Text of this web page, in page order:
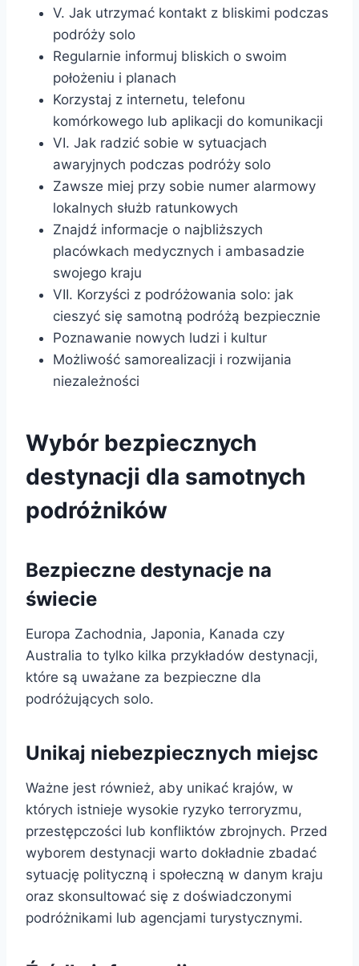
V. Jak utrzymać kontakt z bliskimi podczas
podróży solo
Regularnie informuj bliskich o swoim
położeniu i planach
Korzystaj z internetu, telefonu
komórkowego lub aplikacji do komunikacji
VI. Jak radzić sobie w sytuacjach
awaryjnych podczas podróży solo
Zawsze miej przy sobie numer alarmowy
lokalnych służb ratunkowych
Znajdź informacje o najbliższych
placówkach medycznych i ambasadzie
swojego kraju
VII. Korzyści z podróżowania solo: jak
cieszyć się samotną podróżą bezpiecznie
Poznawanie nowych ludzi i kultur
Możliwość samorealizacji i rozwijania
niezależności
Wybór bezpiecznych
destynacji dla samotnych
podróżników
Bezpieczne destynacje na
świecie
Europa Zachodnia, Japonia, Kanada czy
Australia to tylko kilka przykładów destynacji,
które są uważane za bezpieczne dla
podróżujących solo.
Unikaj niebezpiecznych miejsc
Ważne jest również, aby unikać krajów, w
których istnieje wysokie ryzyko terroryzmu,
przestępczości lub konfliktów zbrojnych. Przed
wyborem destynacji warto dokładnie zbadać
sytuację polityczną i społeczną w danym kraju
oraz skonsultować się z doświadczonymi
podróżnikami lub agencjami turystycznymi.